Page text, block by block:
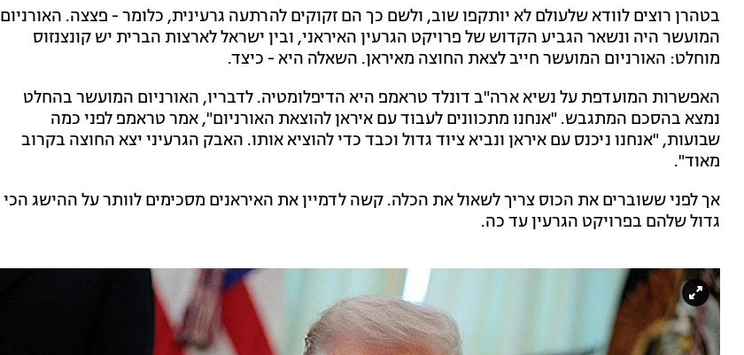
בטהרן רוצים לוודא שלעולם לא יותקפו שוב, ולשם כך הם זקוקים להרתעה גרעינית, כלומר - פצצה. האורניום
המועשר היה ונשאר הגביע הקדוש של פרויקט הגרעין האיראני, ובין ישראל לארצות הברית יש קונצנזוס
מוחלט: האורניום המועשר חייב לצאת החוצה מאיראן. השאלה היא - כיצד.
האפשרות המועדפת על נשיא ארה"ב דונלד טראמפ היא הדיפלומטיה. לדבריו, האורניום המועשר בהחלט
נמצא בהסכם המתגבש. "אנחנו מתכוונים לעבוד עם איראן להוצאת האורניום", אמר טראמפ לפני כמה
שבועות, "אנחנו ניכנס עם איראן ונביא ציוד גדול וכבד כדי להוציא אותו. האבק הגרעיני יצא החוצה בקרוב
מאוד".
אך לפני ששוברים את הכוס צריך לשאול את הכלה. קשה לדמיין את האיראנים מסכימים לוותר על ההישג הכי
גדול שלהם בפרויקט הגרעין עד כה.